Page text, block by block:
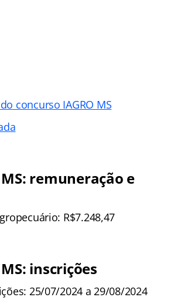
concurso IAGRO MS
remuneração e
R$7.248,47
inscrições
25/07/2024 a 29/08/2024